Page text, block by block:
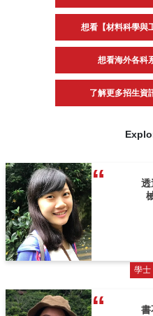
想看【材料科學與
想看海外各科
了解更多招生資
透
學士
書